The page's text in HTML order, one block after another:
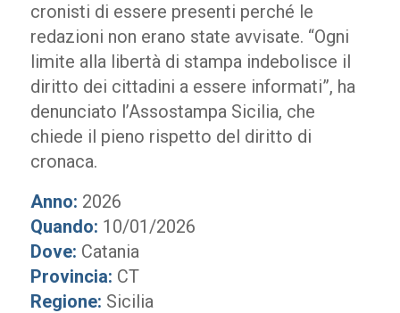
cronisti di essere presenti perché le
redazioni non erano state avvisate. “Ogni
limite alla libertà di stampa indebolisce il
diritto dei cittadini a essere informati”, ha
denunciato l’Assostampa Sicilia, che
chiede il pieno rispetto del diritto di
cronaca.
Anno: 2026
Quando: 10/01/2026
Dove: Catania
Provincia: CT
Regione: Sicilia